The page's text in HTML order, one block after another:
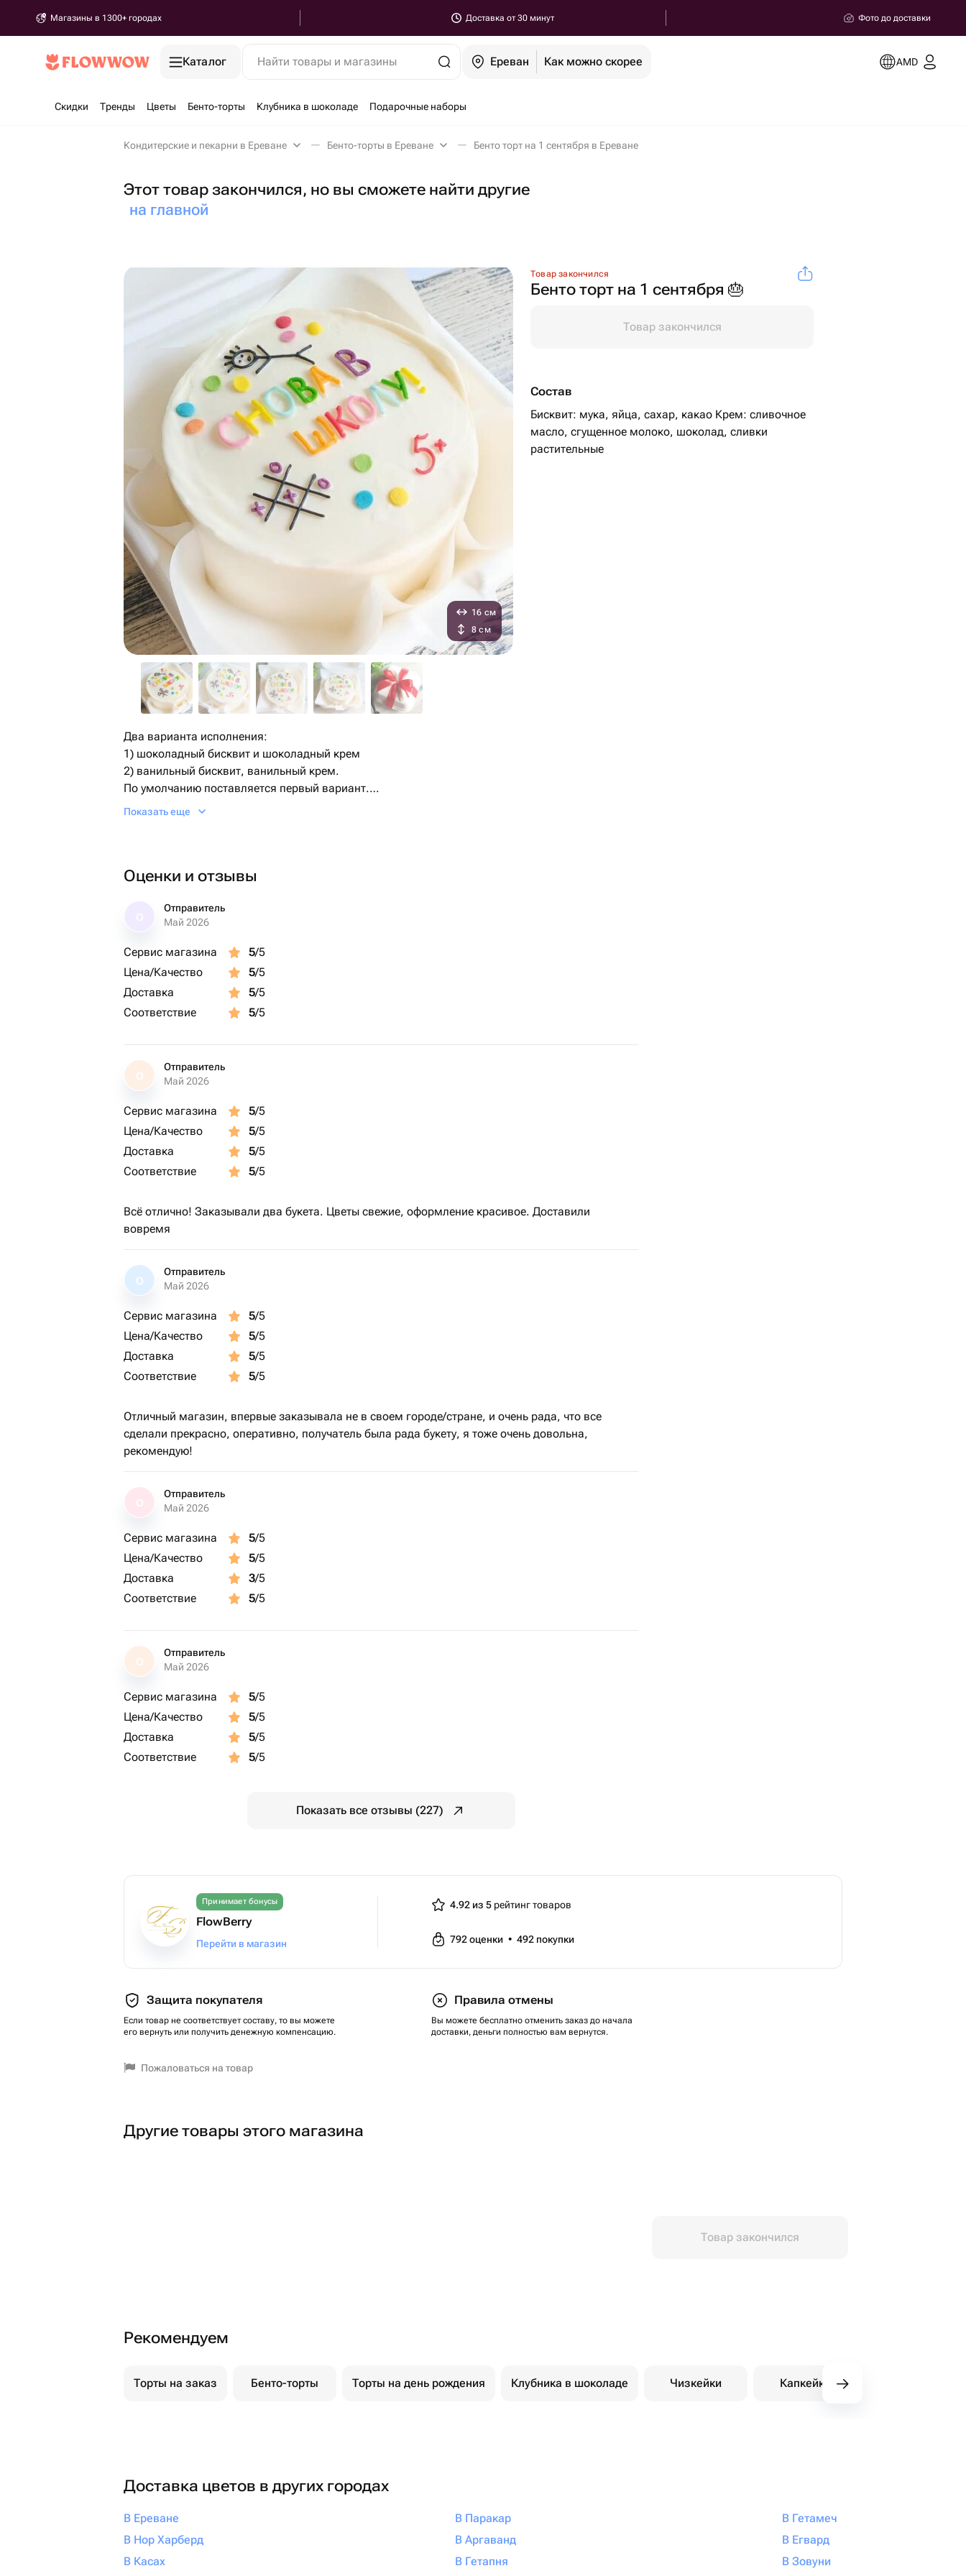
Магазины в 1300+ городах Доставка от 30 минут Фото до доставки
Каталог Найти товары и магазины Ереван Как можно скорее AMD
Скидки Тренды Цветы Бенто-торты Клубника в шоколаде Подарочные наборы
Кондитерские и пекарни в Ереване Бенто-торты в Ереване Бенто торт на 1 сентября в Ереване
Этот товар закончился, но вы сможете найти другие
на главной
Товар закончился
Бенто торт на 1 сентября 🎂
Товар закончился
Состав
Бисквит: мука, яйца, сахар, какао Крем: сливочное
масло, сгущенное молоко, шоколад, сливки
растительные
16 см
8 см
Два варианта исполнения:
1) шоколадный бисквит и шоколадный крем
2) ванильный бисквит, ванильный крем.
По умолчанию поставляется первый вариант.
Необходимый Вариант можно указать комментарием при заказе, либо
Показать еще
Оценки и отзывы
Отправитель
Май 2026
Сервис магазина 5/5
Цена/Качество
5/5
Доставка
5/5
Соответствие
5/5
О
Отправитель
Май 2026
Сервис магазина 5/5
Цена/Качество
5/5
Доставка
5/5
Соответствие
5/5
Всё отлично! Заказывали два букета. Цветы свежие, оформление красивое. Доставили
вовремя
О
Отправитель
Май 2026
Сервис магазина 5/5
Цена/Качество
5/5
Доставка
5/5
Соответствие
5/5
Отличный магазин, впервые заказывала не в своем городе/стране, и очень рада, что все
сделали прекрасно, оперативно, получатель была рада букету, я тоже очень довольна,
рекомендую!
Отправитель
Май 2026
Сервис магазина 5/5
Цена/Качество
5/5
Доставка
3/5
Соответствие
5/5
О
Отправитель
Май 2026
Сервис магазина 5/5
Цена/Качество
5/5
Доставка
5/5
Соответствие
5/5
Показать все отзывы (227)
Принимает бонусы
FlowBerry
Перейти в магазин
4.92 из 5 рейтинг товаров
792оценки • 492 покупки
Защита покупателя
Если товар не соответствует составу, то вы можете
его вернуть или получить денежную компенсацию.
Правила отмены
Вы можете бесплатно отменить заказ до начала
доставки, деньги полностью вам вернутся.
Пожаловаться на товар
Другие товары этого магазина
Товар закончился
Рекомендуем
Торты на заказ Бенто-торты Торты на день рождения Клубника в шоколаде Чизкейки Капкейки
Доставка цветов в других городах
В Ереване
В Нор Харберд
В Касах
В Паракар
В Аргаванд
В Гетапня
В Гетамеч
В Егвард
В Зовуни